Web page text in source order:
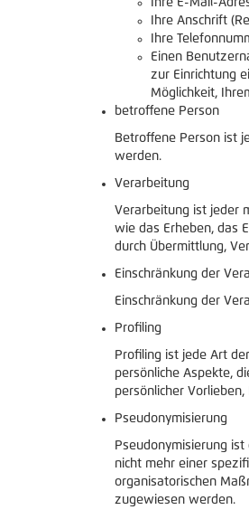
Ihre E-Mail-
Ihre Anschrift
Ihre
Einen
zur Einrichtung
Möglichkeit,
betroffene Person
Betroffene Person ist
werden.
Verarbeitung
Verarbeitung ist jeder
wie das Erheben, das
durch Übermittlung,
Einschränkung der
Einschränkung der
Profiling
Profiling ist jede Art
persönliche Aspekte,
persönlicher
Pseudonymisierung
Pseudonymisierung
nicht mehr einer
organisatorischen
zugewiesen werden.